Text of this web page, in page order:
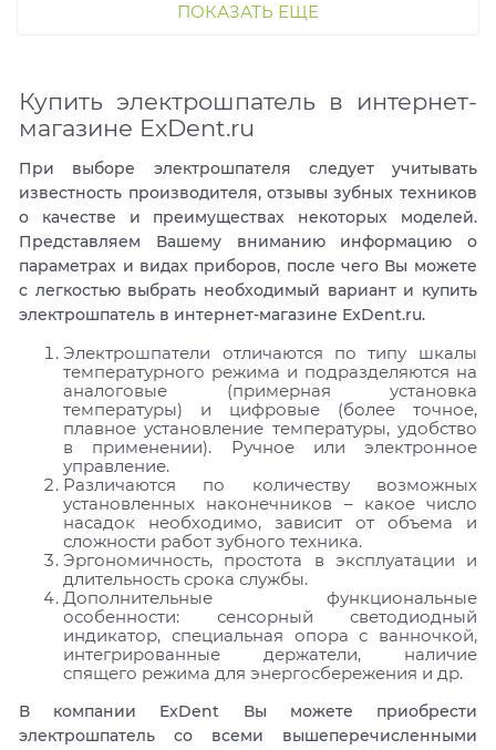
ПОКАЗАТЬ ЕЩЕ
Купить электрошпатель в интернет-
магазине ExDent.ru
При выборе электрошпателя следует учитывать
известность производителя, отзывы зубных техников
о качестве и преимуществах некоторых моделей.
Представляем Вашему вниманию информацию о
параметрах и видах приборов, после чего Вы можете
с легкостью выбрать необходимый вариант и купить
электрошпатель в интернет-магазине ExDent.ru.
Электрошпатели отличаются по типу шкалы
температурного режима и подразделяются на
аналоговые (примерная установка
температуры) и цифровые (более точное,
плавное установление температуры, удобство
в применении). Ручное или электронное
управление.
Различаются по количеству возможных
установленных наконечников – какое число
насадок необходимо, зависит от объема и
сложности работ зубного техника.
Эргономичность, простота в эксплуатации и
длительность срока службы.
Дополнительные функциональные
особенности: сенсорный светодиодный
индикатор, специальная опора с ванночкой,
интегрированные держатели, наличие
спящего режима для энергосбережения и др.
В компании ExDent Вы можете приобрести
электрошпатель со всеми вышеперечисленными